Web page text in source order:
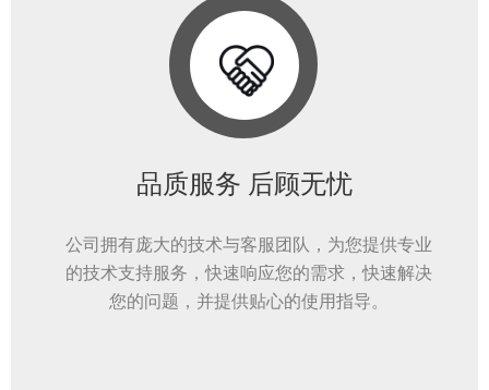
品质服务 后顾无忧
公司拥有庞大的技术与客服团队，为您提供专业
的技术支持服务，快速响应您的需求，快速解决
您的问题，并提供贴心的使用指导。